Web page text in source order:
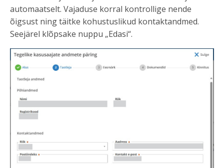
automaatselt. Vajaduse korral kontrollige nende
õigsust ning täitke kohustuslikud kontaktandmed.
Seejärel klõpsake nuppu „Edasi“.